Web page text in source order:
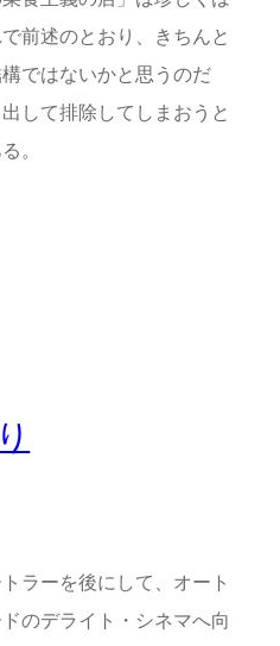
前述のとおり、きちんと
ではないかと思うのだ
して排除してしまおうと
。
ラーを後にして、オート
のデライト・シネマへ向